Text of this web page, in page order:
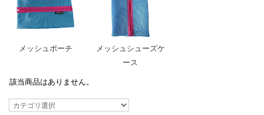
メッシュポーチ
メッシュシューズケ
ース
該当商品はありません。